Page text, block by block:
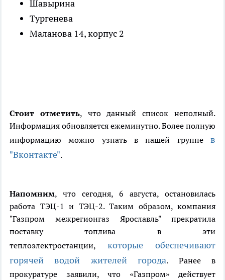
Шавырина
Тургенева
Маланова 14, корпус 2
Стоит отметить, что данный список неполный.
Информация обновляется ежеминутно. Более полную
информацию можно узнать в нашей группе в
"Вконтакте".
Напомним, что сегодня, 6 августа, остановилась
работа ТЭЦ-1 и ТЭЦ-2. Таким образом, компания
"Газпром межрегионгаз Ярославль" прекратила
поставку топлива в эти
теплоэлектростанции, которые обеспечивают
горячей водой жителей города. Ранее в
прокуратуре заявили, что «Газпром» действует